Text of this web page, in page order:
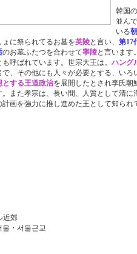
韓国
並ん
いる
ょに祭られてるお墓を英陵と言い、 第17
のお墓ふたつを合わせて寧陵と言います
も呼ばれています。世宗大王は。 ハング
、その他にも人々が必要とする、いろ
とする王道政治を展開したとされ李氏朝
また孝宗は、長い間、人質として清に
画を強力に推し進めた王として知られ
近郊
울・서울근교